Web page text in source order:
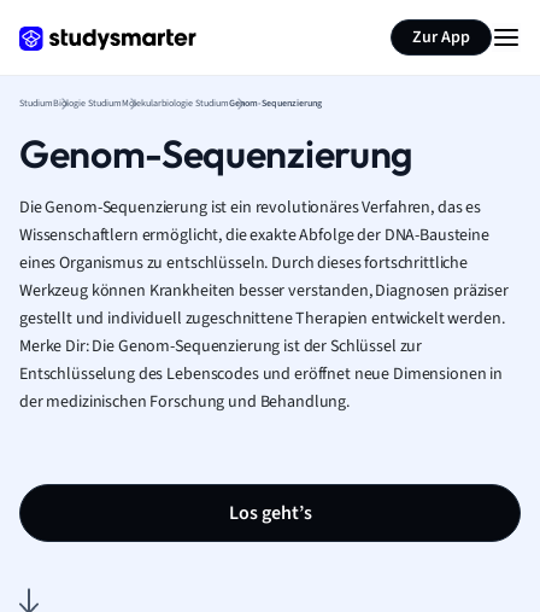
Zur App
StudiumBiologie StudiumMolekularbiologie StudiumGenom-Sequenzierung
Genom-Sequenzierung
Die Genom-Sequenzierung ist ein revolutionäres Verfahren, das es
Wissenschaftlern ermöglicht, die exakte Abfolge der DNA-Bausteine
eines Organismus zu entschlüsseln. Durch dieses fortschrittliche
Werkzeug können Krankheiten besser verstanden, Diagnosen präziser
gestellt und individuell zugeschnittene Therapien entwickelt werden.
Merke Dir: Die Genom-Sequenzierung ist der Schlüssel zur
Entschlüsselung des Lebenscodes und eröffnet neue Dimensionen in
der medizinischen Forschung und Behandlung.
Los geht’s